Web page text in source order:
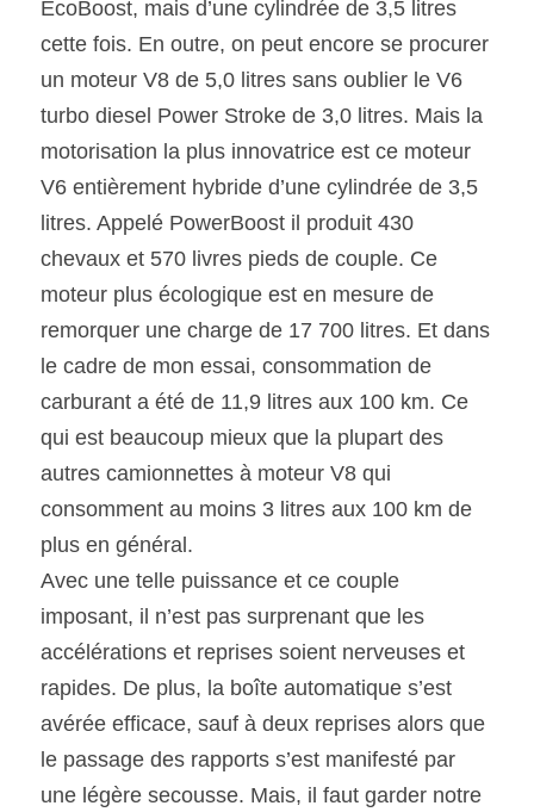
EcoBoost, mais d’une cylindrée de 3,5 litres
cette fois. En outre, on peut encore se procurer
un moteur V8 de 5,0 litres sans oublier le V6
turbo diesel Power Stroke de 3,0 litres. Mais la
motorisation la plus innovatrice est ce moteur
V6 entièrement hybride d’une cylindrée de 3,5
litres. Appelé PowerBoost il produit 430
chevaux et 570 livres pieds de couple. Ce
moteur plus écologique est en mesure de
remorquer une charge de 17 700 litres. Et dans
le cadre de mon essai, consommation de
carburant a été de 11,9 litres aux 100 km. Ce
qui est beaucoup mieux que la plupart des
autres camionnettes à moteur V8 qui
consomment au moins 3 litres aux 100 km de
plus en général.
Avec une telle puissance et ce couple
imposant, il n’est pas surprenant que les
accélérations et reprises soient nerveuses et
rapides. De plus, la boîte automatique s’est
avérée efficace, sauf à deux reprises alors que
le passage des rapports s’est manifesté par
une légère secousse. Mais, il faut garder notre